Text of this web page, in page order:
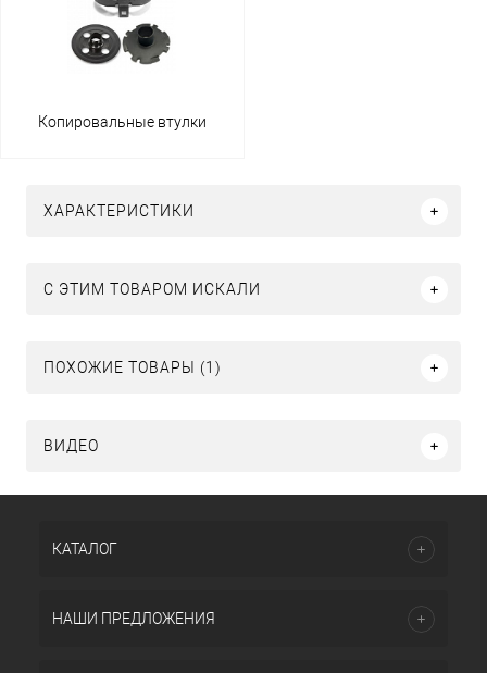
Копировальные втулки
ХАРАКТЕРИСТИКИ
C ЭТИМ ТОВАРОМ ИСКАЛИ
ПОХОЖИЕ ТОВАРЫ (1)
ВИДЕО
КАТАЛОГ
НАШИ ПРЕДЛОЖЕНИЯ